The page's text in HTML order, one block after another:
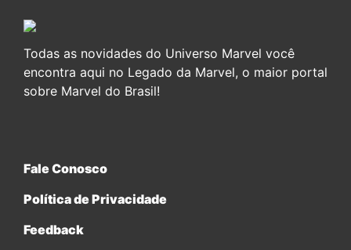
Todas as novidades do Universo Marvel você
encontra aqui no Legado da Marvel, o maior portal
sobre Marvel do Brasil!
Fale Conosco
Política de Privacidade
Feedback